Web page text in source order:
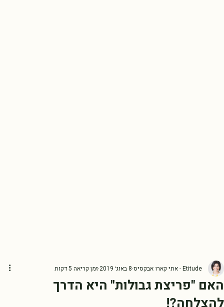
האם "פריצת גבולות" היא הדרך
Etitude - אתי קארו אבקסיס 8 באוג׳ 2019 זמן קריאה 5 דקות